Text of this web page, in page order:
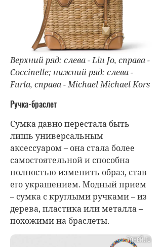
Верхний ряд: слева - Liu Jo, справа -
Coccinelle; нижний ряд: слева -
Furla, справа - Michael Michael Kors
Ручка-браслет
Сумка давно перестала быть
лишь универсальным
аксессуаром – она стала более
самостоятельной и способна
полностью изменить образ, став
его украшением. Модный прием
– сумка с круглыми ручками – из
дерева, пластика или металла –
похожими на браслеты.